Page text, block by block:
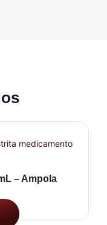
– Ampola